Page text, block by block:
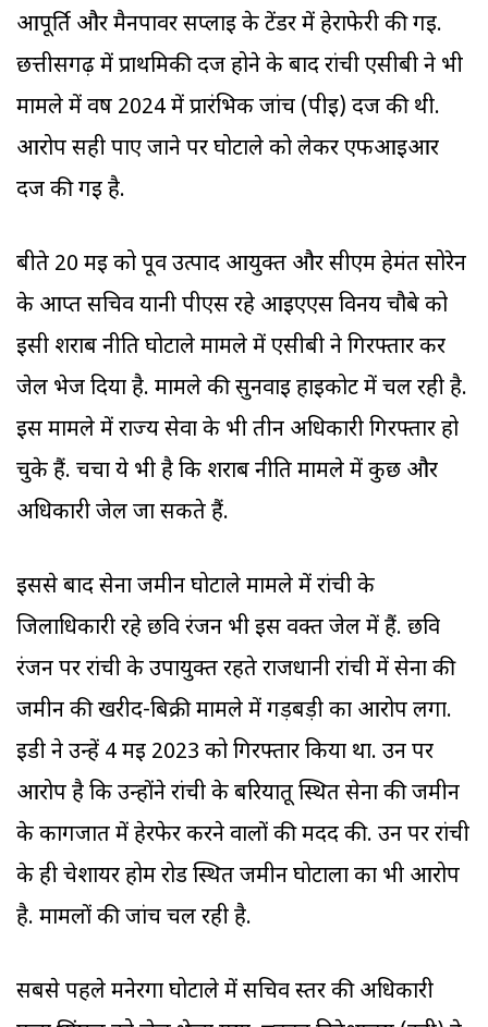
आपूर्ति और मैनपावर सप्लाई के टेंडर में हेराफेरी की गई.
छत्तीसगढ़ में प्राथमिकी दर्ज होने के बाद रांची एसीबी ने भी
मामले में वर्ष 2024 में प्रारंभिक जांच (पीई) दर्ज की थी.
आरोप सही पाए जाने पर घोटाले को लेकर एफआईआर
दर्ज की गई है.
बीते 20 मई को पूर्व उत्पाद आयुक्त और सीएम हेमंत सोरेन
के आप्त सचिव यानी पीएस रहे आईएएस विनय चौबे को
इसी शराब नीति घोटाले मामले में एसीबी ने गिरफ्तार कर
जेल भेज दिया है. मामले की सुनवाई हाईकोर्ट में चल रही है.
इस मामले में राज्य सेवा के भी तीन अधिकारी गिरफ्तार हो
चुके हैं. चर्चा ये भी है कि शराब नीति मामले में कुछ और
अधिकारी जेल जा सकते हैं.
इससे बाद सेना जमीन घोटाले मामले में रांची के
जिलाधिकारी रहे छवि रंजन भी इस वक्त जेल में हैं. छवि
रंजन पर रांची के उपायुक्त रहते राजधानी रांची में सेना की
जमीन की खरीद-बिक्री मामले में गड़बड़ी का आरोप लगा.
ईडी ने उन्हें 4 मई 2023 को गिरफ्तार किया था. उन पर
आरोप है कि उन्होंने रांची के बरियातू स्थित सेना की जमीन
के कागजात में हेरफेर करने वालों की मदद की. उन पर रांची
के ही चेशायर होम रोड स्थित जमीन घोटाला का भी आरोप
है. मामलों की जांच चल रही है.
सबसे पहले मनेरगा घोटाले में सचिव स्तर की अधिकारी